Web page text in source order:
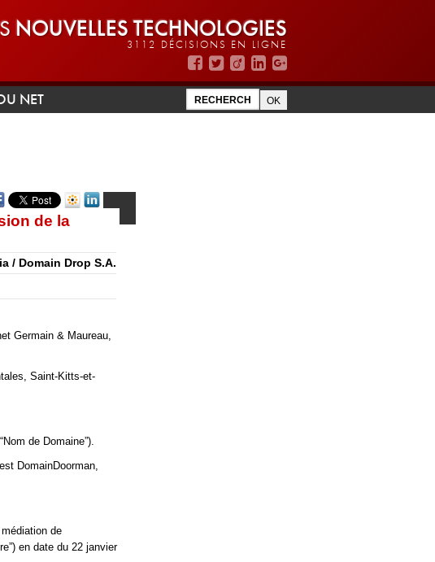
NOUVELLES TECHNOLOGIES
3112 DÉCISIONS EN LIGNE
NET
de la
/ Domain Drop S.A.
Germain & Maureau,
Saint-Kitts-et-
de Domaine”).
DomainDoorman,
de
en date du 22 janvier